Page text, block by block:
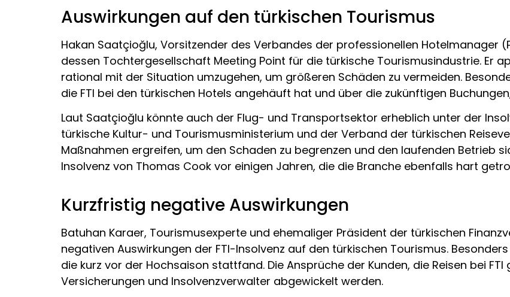
Auswirkungen auf den türkischen Tourismus
Hakan Saatçioğlu, Vorsitzender des Verbandes der professionellen Hotelmanager
dessen Tochtergesellschaft Meeting Point für die türkische Tourismusindustrie. Er
rational mit der Situation umzugehen, um größeren Schäden zu vermeiden.
die FTI bei den türkischen Hotels angehäuft hat und über die zukünftigen
Laut Saatçioğlu könnte auch der Flug- und Transportsektor erheblich unter der
türkische Kultur- und Tourismusministerium und der Verband der türkischen
Maßnahmen ergreifen, um den Schaden zu begrenzen und den laufenden Betrieb
Insolvenz von Thomas Cook vor einigen Jahren, die die Branche ebenfalls hart
Kurzfristig negative Auswirkungen
Batuhan Karaer, Tourismusexperte und ehemaliger Präsident der türkischen
negativen Auswirkungen der FTI-Insolvenz auf den türkischen Tourismus.
die kurz vor der Hochsaison stattfand. Die Ansprüche der Kunden, die Reisen bei
Versicherungen und Insolvenzverwalter abgewickelt werden.